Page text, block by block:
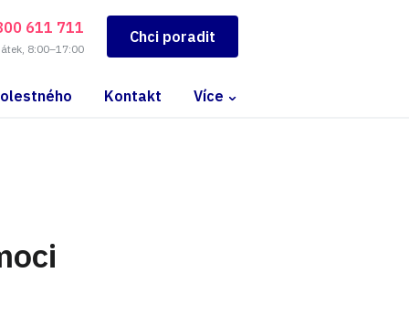
611 711
8:00–17:00
Chci poradit
Kontakt Více